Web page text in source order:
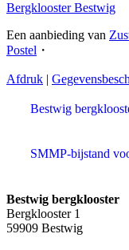
Bergklooster Bestwig
Een aanbieding van
Postel ・
Afdruk |
Bestwig
SMMP-bijstand
Bestwig bergklooster
Bergklooster 1
59909 Bestwig